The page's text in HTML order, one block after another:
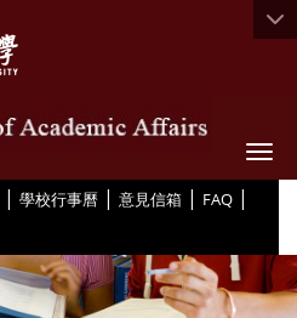
| 學校行事曆 | 意見信箱 | FAQ |